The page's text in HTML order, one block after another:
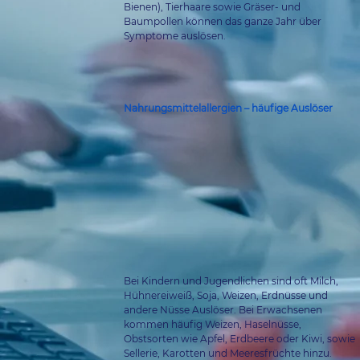
Bienen), Tierhaare sowie Gräser- und
Baumpollen können das ganze Jahr über
Symptome auslösen.
Nahrungsmittelallergien – häufige Auslöser
Bei Kindern und Jugendlichen sind oft Milch,
Hühnereiweiß, Soja, Weizen, Erdnüsse und
andere Nüsse Auslöser. Bei Erwachsenen
kommen häufig Weizen, Haselnüsse,
Obstsorten wie Apfel, Erdbeere oder Kiwi, sowie
Sellerie, Karotten und Meeresfrüchte hinzu.